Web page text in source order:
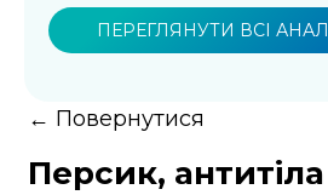
ПЕРЕГЛЯНУТИ ВСІ
← Повернутися
Персик,